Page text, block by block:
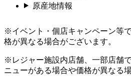
原産地情報
※イベント・個店キャンペーン等
格が異なる場合がございます。
※レジャー施設内店舗、一部店舗
ニューがある場合や価格が異なる